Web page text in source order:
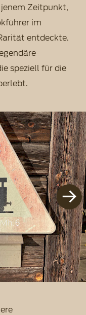
jenem Zeitpunkt,
im
entdeckte.
speziell für die